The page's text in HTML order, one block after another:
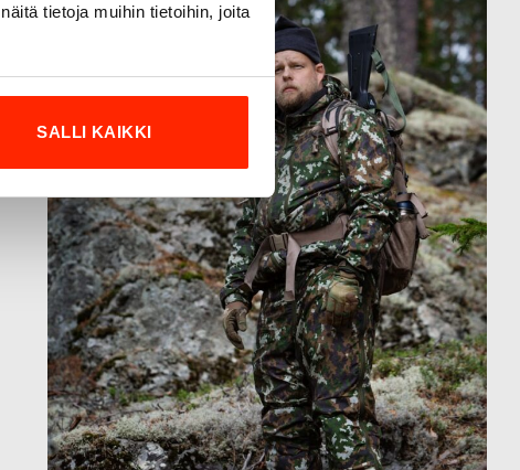
tietoja muihin tietoihin, joita
SALLI KAIKKI